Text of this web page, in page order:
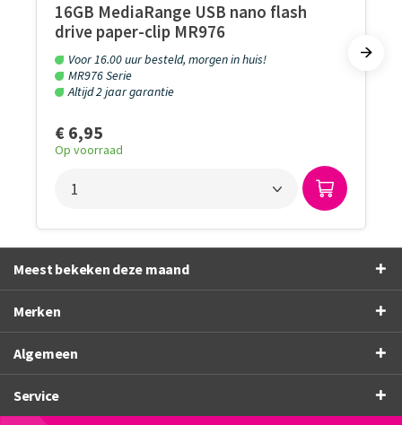
16GB MediaRange USB nano flash
drive paper-clip MR976
Voor 16.00 uur besteld, morgen in huis!
MR976 Serie
Altijd 2 jaar garantie
€ 6,95
Op voorraad
Meest bekeken deze maand
Merken
Algemeen
Service